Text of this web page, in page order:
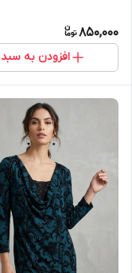
850,000
افزودن به سبد